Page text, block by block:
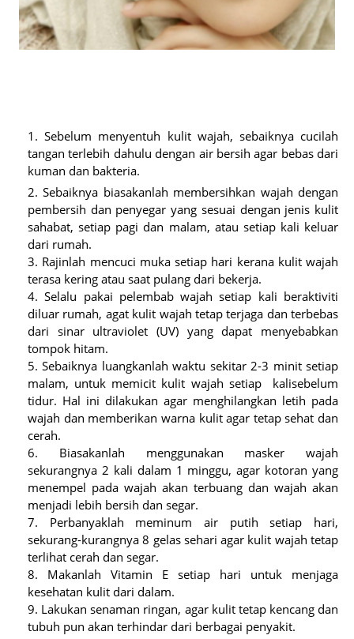
Sebelum menyentuh kulit wajah, sebaiknya cucilah
tangan terlebih dahulu dengan air bersih agar bebas dari
kuman dan bakteria.
Sebaiknya biasakanlah membersihkan wajah dengan
pembersih dan penyegar yang sesuai dengan jenis kulit
sahabat, setiap pagi dan malam, atau setiap kali keluar
dari rumah.
Rajinlah mencuci muka setiap hari kerana kulit wajah
terasa kering atau saat pulang dari bekerja.
Selalu pakai pelembab wajah setiap kali beraktiviti
diluar rumah, agat kulit wajah tetap terjaga dan terbebas
dari sinar ultraviolet (UV) yang dapat menyebabkan
tompok hitam.
Sebaiknya luangkanlah waktu sekitar 2-3 minit setiap
malam, untuk memicit kulit wajah setiap kalisebelum
tidur. Hal ini dilakukan agar menghilangkan letih pada
wajah dan memberikan warna kulit agar tetap sehat dan
cerah.
Biasakanlah menggunakan masker wajah
sekurangnya 2 kali dalam 1 minggu, agar kotoran yang
menempel pada wajah akan terbuang dan wajah akan
menjadi lebih bersih dan segar.
Perbanyaklah meminum air putih setiap hari,
sekurang-kurangnya 8 gelas sehari agar kulit wajah tetap
terlihat cerah dan segar.
Makanlah Vitamin E setiap hari untuk menjaga
kesehatan kulit dari dalam.
Lakukan senaman ringan, agar kulit tetap kencang dan
tubuh pun akan terhindar dari berbagai penyakit.